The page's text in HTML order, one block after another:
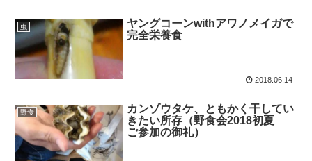
虫
ヤングコーンwithアワノメイガで
完全栄養食
2018.06.14
野食
カンゾウタケ、ともかく干してい
きたい所存（野食会2018初夏
ご参加の御礼）